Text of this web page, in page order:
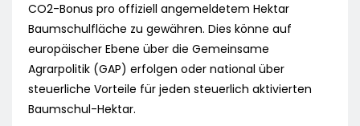
CO2-Bonus pro offiziell angemeldetem Hektar
Baumschulfläche zu gewähren. Dies könne auf
europäischer Ebene über die Gemeinsame
Agrarpolitik (GAP) erfolgen oder national über
steuerliche Vorteile für jeden steuerlich aktivierten
Baumschul-Hektar.